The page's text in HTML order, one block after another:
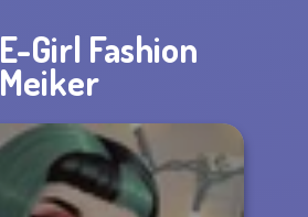
E-Girl Fashion
Meiker